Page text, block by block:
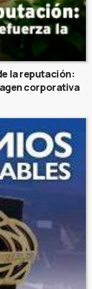
la reputación:
corporativa